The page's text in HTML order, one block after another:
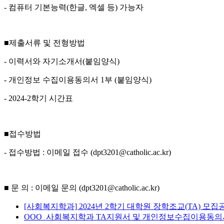
- 컴퓨터 기본능력(한글, 엑셀 등) 가능자
■제출서류 및 전형방법
- 이력서와 자기소개서(붙임양식)
- 개인정보 수집이용동의서 1부 (붙임양식)
- 2024-2학기 시간표
■접수방법
- 접수방법 : 이메일 접수 (dpt3201@catholic.ac.kr)
■ 문 의 : 이메일 문의 (dpt3201@catholic.ac.kr)
[사회복지학과] 2024년 2학기 대학원 장학조교(TA) 모집
OOO_사회복지학과 TA지원서 및 개인정보수집이용동의